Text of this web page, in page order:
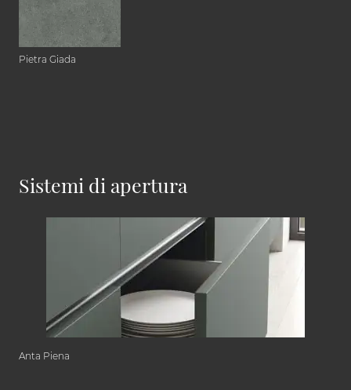
Pietra Giada
Sistemi di apertura
Anta Piena